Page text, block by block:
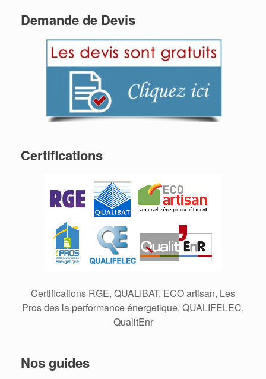
Demande de Devis
Certifications
Certifications RGE, QUALIBAT, ECO artisan, Les
Pros des la performance énergetique, QUALIFELEC,
QualitEnr
Nos guides